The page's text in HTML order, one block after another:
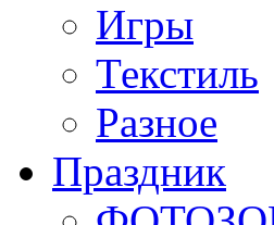
Игры
Текстиль
Разное
Праздник